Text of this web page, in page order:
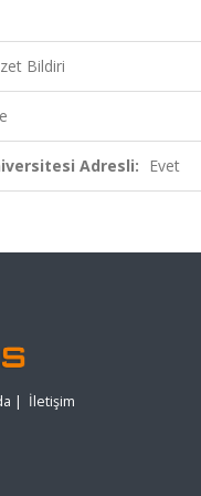
Bildiri
Adresli: Evet
| İletişim